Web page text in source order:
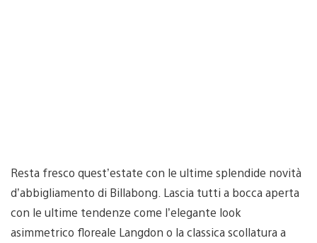
Resta fresco quest’estate con le ultime splendide novità
d’abbigliamento di Billabong. Lascia tutti a bocca aperta
con le ultime tendenze come l’elegante look
asimmetrico floreale Langdon o la classica scollatura a